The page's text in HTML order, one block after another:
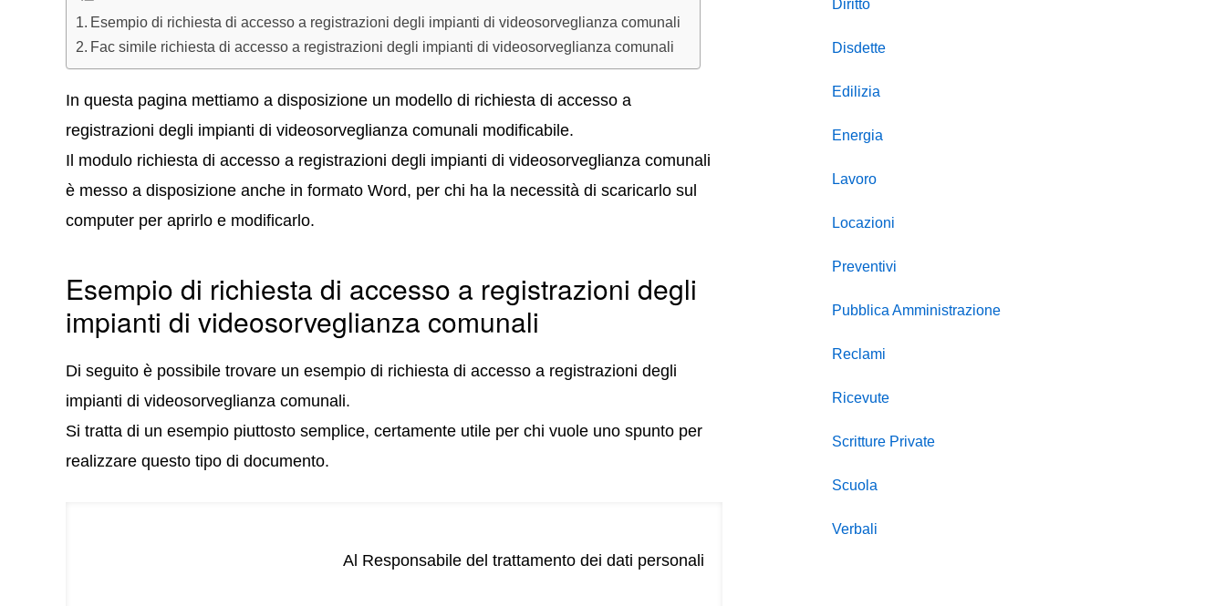
Esempio di richiesta di accesso a registrazioni degli impianti di videosorveglianza comunali
Fac simile richiesta di accesso a registrazioni degli impianti di videosorveglianza comunali
In questa pagina mettiamo a disposizione un modello di richiesta di accesso a
registrazioni degli impianti di videosorveglianza comunali modificabile.
Il modulo richiesta di accesso a registrazioni degli impianti di videosorveglianza comunali
è messo a disposizione anche in formato Word, per chi ha la necessità di scaricarlo sul
computer per aprirlo e modificarlo.
Esempio di richiesta di accesso a registrazioni degli
impianti di videosorveglianza comunali
Di seguito è possibile trovare un esempio di richiesta di accesso a registrazioni degli
impianti di videosorveglianza comunali.
Si tratta di un esempio piuttosto semplice, certamente utile per chi vuole uno spunto per
realizzare questo tipo di documento.
Al Responsabile del trattamento dei dati personali
Diritto
Disdette
Edilizia
Energia
Lavoro
Locazioni
Preventivi
Pubblica Amministrazione
Reclami
Ricevute
Scritture Private
Scuola
Verbali